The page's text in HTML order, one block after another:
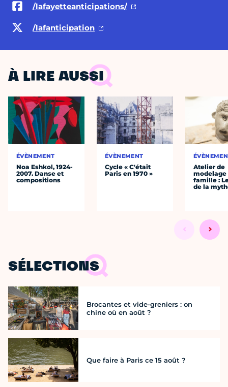
/lafayetteanticipations/
/lafanticipation
À LIRE AUSSI
ÉVÈNEMENT
Noa Eshkol, 1924-
2007. Danse et
compositions
ÉVÈNEMENT
Cycle « C'était
Paris en 1970 »
Atelier de
modelage
famille :
de la
SÉLECTIONS
Brocantes et vide-greniers : on
chine où en août ?
Que faire à Paris ce 15 août ?